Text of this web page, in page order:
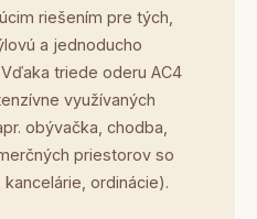
riešením pre tých,
a jednoducho
triede oderu AC4
využívaných
obývačka, chodba,
priestorov so
ordinácie).